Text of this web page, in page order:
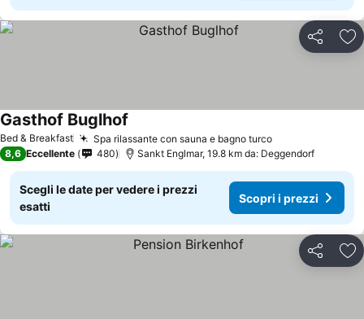
Condividi
Bed & Breakfast Spa rilassante con sauna e bagno turcoScopri i prezzi
Gasthof Buglhof
8,6 Eccellente 480 Sankt Englmar, 19.8 km da: Deggendorf
Scegli le date per vedere i prezzi
esatti
Scopri i prezzi
Condividi